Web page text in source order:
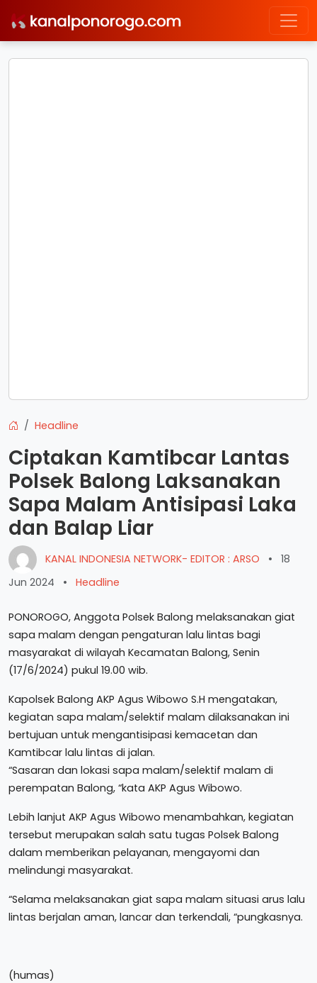
Headline
Ciptakan Kamtibcar Lantas
Polsek Balong Laksanakan
Sapa Malam Antisipasi Laka
dan Balap Liar
KANAL INDONESIA NETWORK- EDITOR : ARSO •
18
Jun 2024
• Headline
PONOROGO, Anggota Polsek Balong melaksanakan giat
sapa malam dengan pengaturan lalu lintas bagi
masyarakat di wilayah Kecamatan Balong, Senin
(17/6/2024) pukul 19.00 wib.
Kapolsek Balong AKP Agus Wibowo S.H mengatakan,
kegiatan sapa malam/selektif malam dilaksanakan ini
bertujuan untuk mengantisipasi kemacetan dan
Kamtibcar lalu lintas di jalan.
“Sasaran dan lokasi sapa malam/selektif malam di
perempatan Balong, “kata AKP Agus Wibowo.
Lebih lanjut AKP Agus Wibowo menambahkan, kegiatan
tersebut merupakan salah satu tugas Polsek Balong
dalam memberikan pelayanan, mengayomi dan
melindungi masyarakat.
“Selama melaksanakan giat sapa malam situasi arus lalu
lintas berjalan aman, lancar dan terkendali, “pungkasnya.
(humas)